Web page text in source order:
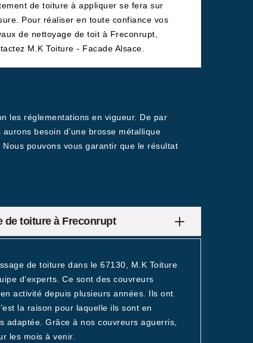
de toiture à appliquer se fera sur
Pour réaliser en toute confiance vos
de nettoyage de toit à Freconrupt,
M.K Toiture - Facade Alsace.
les réglementations en vigueur. De par
besoin d’une brosse métallique
pouvons vous garantir que le résultat
de toiture à Freconrupt
de toiture dans le 67130, M.K Toiture
d’experts. Ce sont des couvreurs
activité depuis plusieurs années. Ils ont
la raison pour laquelle ils sont en
adaptée. Grâce à nos couvreurs aguerris,
les mois à venir.